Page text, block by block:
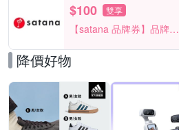
$100 雙享
【satana 品牌券】品牌週
一件折$100
降價好物